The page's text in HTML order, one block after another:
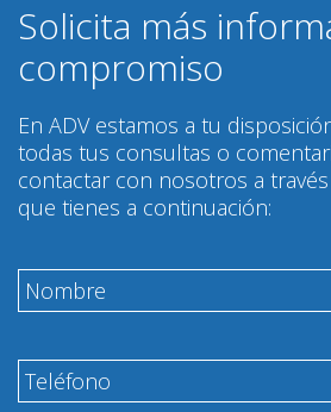
Solicita más
compromiso
En ADV estamos a tu
todas tus consultas o
contactar con nosotros a
que tienes a continuación: